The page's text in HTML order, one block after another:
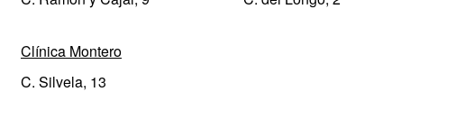
Clínica Montero
C. Silvela, 13